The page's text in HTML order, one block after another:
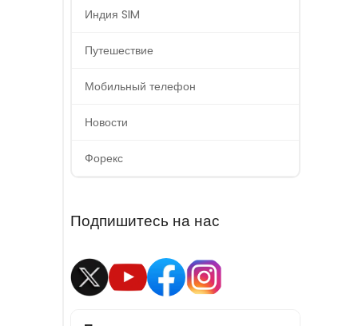
Индия SIM
Путешествие
Мобильный телефон
Новости
Форекс
Подпишитесь на нас